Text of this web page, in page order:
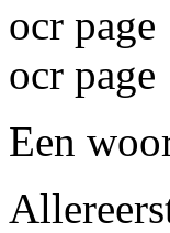
ocr page
ocr page
Een